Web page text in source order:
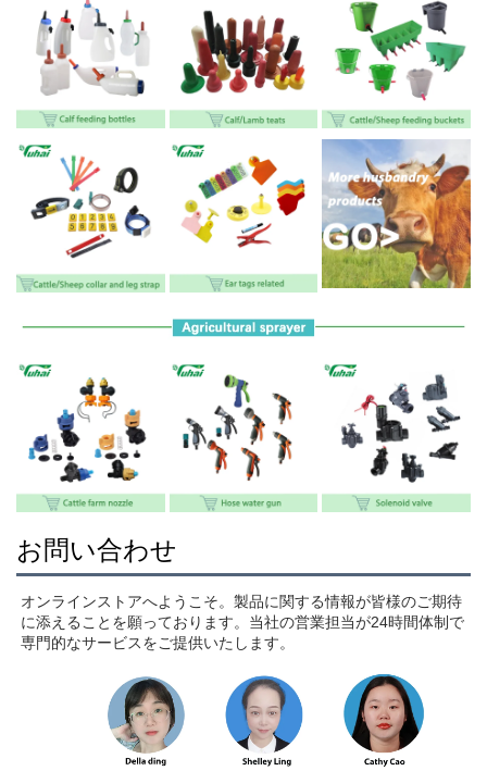
お問い合わせ
オンラインストアへようこそ。製品に関する情報が皆様のご期待
に添えることを願っております。当社の営業担当が24時間体制で
専門的なサービスをご提供いたします。